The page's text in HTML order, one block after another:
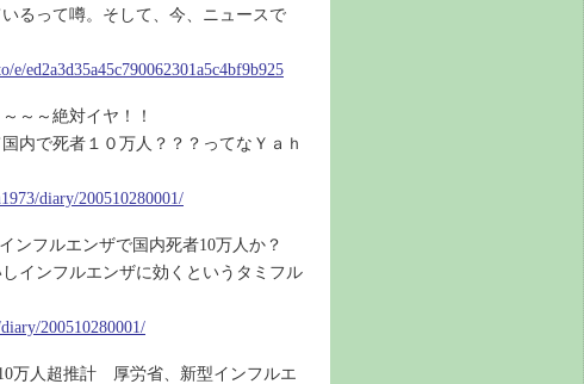
るって噂。そして、今、ニュースで
e/ed2a3d35a45c790062301a5c4bf9b925
～～絶対イヤ！！
内で死者１０万人？？？ってなＹａｈ
diary/200510280001/
ンフルエンザで国内死者10万人か？
インフルエンザに効くというタミフル
200510280001/
万人超推計 厚労省、新型インフルエ